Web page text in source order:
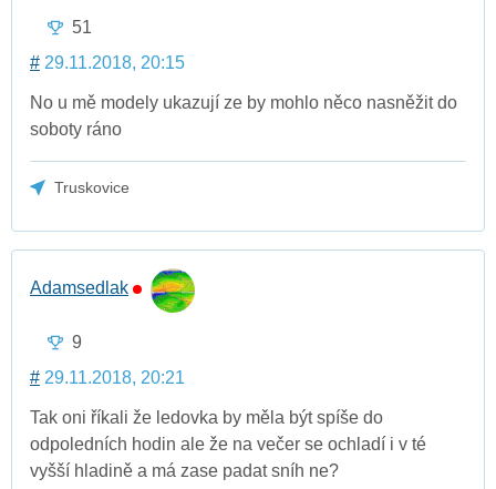
51
# 29.11.2018, 20:15
No u mě modely ukazují ze by mohlo něco nasněžit do
soboty ráno
Truskovice
Adamsedlak
9
# 29.11.2018, 20:21
Tak oni říkali že ledovka by měla být spíše do
odpoledních hodin ale že na večer se ochladí i v té
vyšší hladině a má zase padat sníh ne?